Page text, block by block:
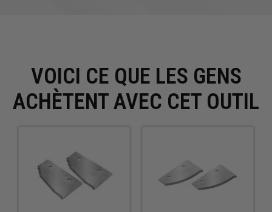
VOICI CE QUE LES GENS
ACHÈTENT AVEC CET OUTIL